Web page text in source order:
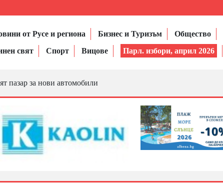
от Русе и региона Бизнес и Туризъм Общество
свят
Спорт Вицове Парл. избори, април 2026
пазар за нови автомобили